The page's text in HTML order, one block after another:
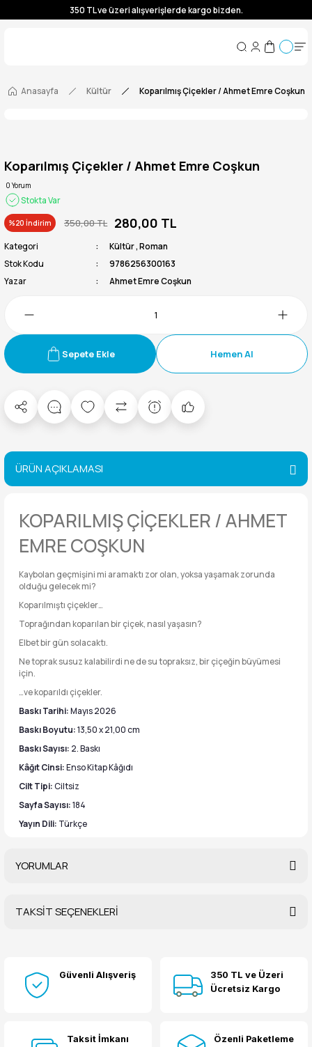
350 TL ve üzeri alışverişlerde kargo bizden.
350 TL ve üzeri alışverişlerde kargo bizden.
Anasayfa
Kültür Koparılmış Çiçekler / Ahmet Emre Coşkun
Koparılmış Çiçekler / Ahmet Emre Coşkun
0 Yorum
Stokta Var
%20 İndirim 350,00 TL 280,00 TL
Kategori Kültür,Roman
Stok Kodu
9786256300163
Yazar
Ahmet Emre Coşkun
Sepete Ekle Hemen Al
ÜRÜN AÇIKLAMASI
KOPARILMIŞ ÇİÇEKLER / AHMET
EMRE COŞKUN
Kaybolan geçmişini mi aramaktı zor olan, yoksa yaşamak zorunda
olduğu gelecek mi?
Koparılmıştı çiçekler…
Toprağından koparılan bir çiçek, nasıl yaşasın?
Elbet bir gün solacaktı.
Ne toprak susuz kalabilirdi ne de su topraksız, bir çiçeğin büyümesi
için.
…ve koparıldı çiçekler.
Baskı Tarihi:Mayıs 2026
Baskı Boyutu:13,50 x 21,00 cm
Baskı Sayısı: 2. Baskı
Kâğıt Cinsi:Enso Kitap Kâğıdı
Cilt Tipi:Ciltsiz
Sayfa Sayısı:184
Yayın Dili: Türkçe
YORUMLAR
Yorum Yaz
TAKSİT SEÇENEKLERİ
Güvenli Alışveriş
350 TL ve Üzeri
Ücretsiz Kargo
Taksit İmkanı Özenli Paketleme